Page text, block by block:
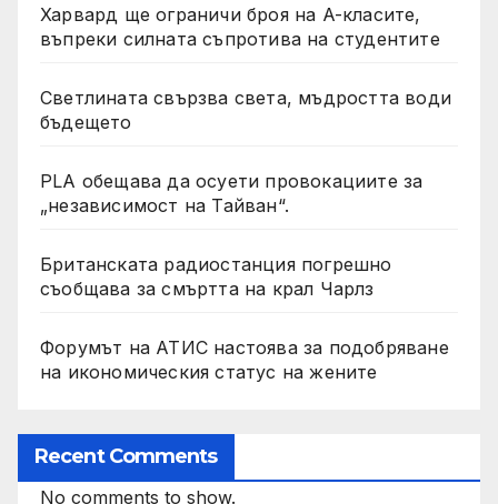
Харвард ще ограничи броя на A-класите,
въпреки силната съпротива на студентите
Светлината свързва света, мъдростта води
бъдещето
PLA обещава да осуети провокациите за
„независимост на Тайван“.
Британската радиостанция погрешно
съобщава за смъртта на крал Чарлз
Форумът на АТИС настоява за подобряване
на икономическия статус на жените
Recent Comments
No comments to show.